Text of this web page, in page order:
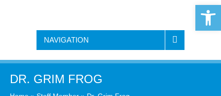
NAVIGATION
DR. GRIM FROG